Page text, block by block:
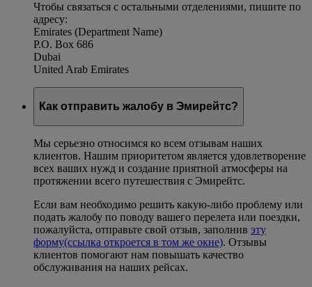
Чтобы связаться с остальными отделениями, пишите по
адресу:
Emirates (Department Name)
P.O. Box 686
Dubai
United Arab Emirates
Как отправить жалобу в Эмирейтс?
Мы серьезно относимся ко всем отзывам наших
клиентов. Нашим приоритетом является удовлетворение
всех ваших нужд и создание приятной атмосферы на
протяжении всего путешествия с Эмирейтс.
Если вам необходимо решить какую-либо проблему или
подать жалобу по поводу вашего перелета или поездки,
пожалуйста, отправьте свой отзыв, заполнив эту
форму(ссылка откроется в том же окне). Отзывы
клиентов помогают нам повышать качество
обслуживания на наших рейсах.